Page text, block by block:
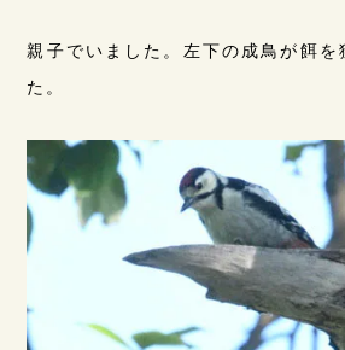
親子でいました。左下の成鳥が餌を
た。